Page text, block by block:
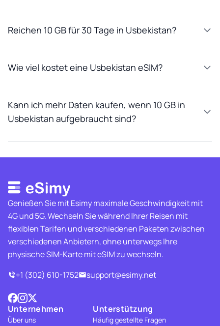
Reichen 10 GB für 30 Tage in Usbekistan?
Wie viel kostet eine Usbekistan eSIM?
Kann ich mehr Daten kaufen, wenn 10 GB in
Usbekistan aufgebraucht sind?
Genießen Sie mit Esimy maximale Geschwindigkeit mit
4G und 5G. Wechseln Sie während Ihrer Reisen mit
flexiblen Tarifen und verschiedenen Paketen zwischen
verschiedenen Anbietern, ohne unterwegs Ihre
physische SIM-Karte mit eSIM zu wechseln.
+1 (302) 610-1752
support@esimy.net
Unternehmen
Über uns
Unterstützung
Häufig gestellte Fragen